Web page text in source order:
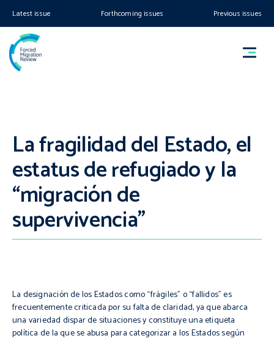
Latest issue Forthcoming issues Previous issues
La fragilidad del Estado, el
estatus de refugiado y la
“migración de
supervivencia”
La designación de los Estados como “frágiles” o “fallidos” es
frecuentemente criticada por su falta de claridad, ya que abarca
una variedad dispar de situaciones y constituye una etiqueta
política de la que se abusa paracategorizara los Estados según